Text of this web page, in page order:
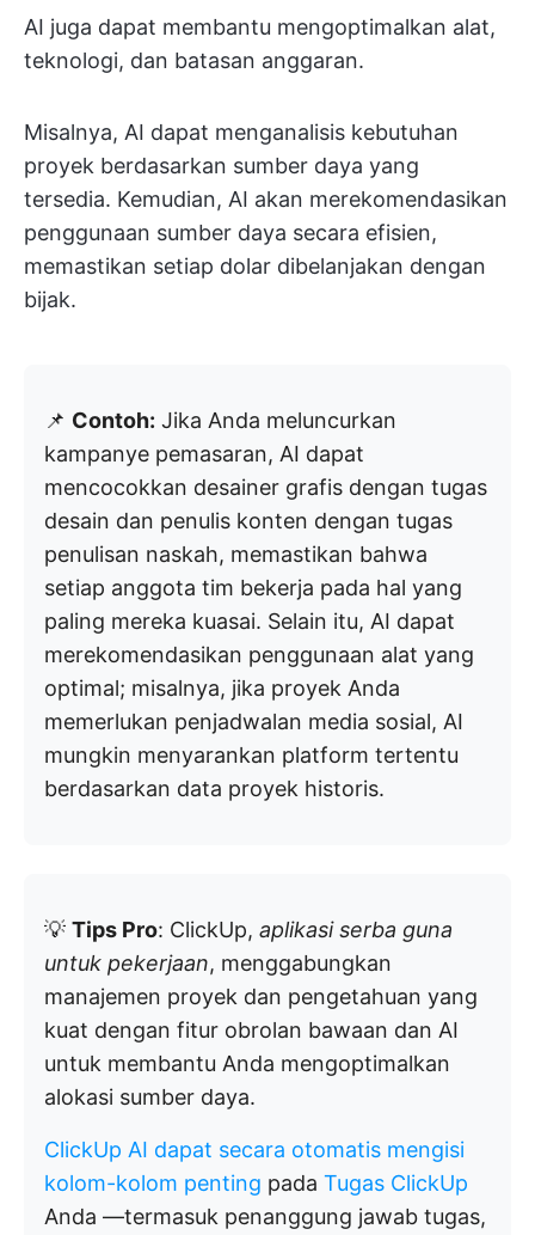
AI juga dapat membantu mengoptimalkan alat,
teknologi, dan batasan anggaran.
Misalnya, AI dapat menganalisis kebutuhan
proyek berdasarkan sumber daya yang
tersedia. Kemudian, AI akan merekomendasikan
penggunaan sumber daya secara efisien,
memastikan setiap dolar dibelanjakan dengan
bijak.
📌 Contoh: Jika Anda meluncurkan
kampanye pemasaran, AI dapat
mencocokkan desainer grafis dengan tugas
desain dan penulis konten dengan tugas
penulisan naskah, memastikan bahwa
setiap anggota tim bekerja pada hal yang
paling mereka kuasai. Selain itu, AI dapat
merekomendasikan penggunaan alat yang
optimal; misalnya, jika proyek Anda
memerlukan penjadwalan media sosial, AI
mungkin menyarankan platform tertentu
berdasarkan data proyek historis.
💡 Tips Pro: ClickUp, aplikasi serba guna
untuk pekerjaan, menggabungkan
manajemen proyek dan pengetahuan yang
kuat dengan fitur obrolan bawaan dan AI
untuk membantu Anda mengoptimalkan
alokasi sumber daya.
ClickUp AI dapat secara otomatis mengisi
kolom-kolom penting pada Tugas ClickUp
Anda —termasuk penanggung jawab tugas,